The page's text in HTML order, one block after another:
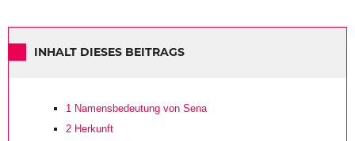
INHALT DIESES BEITRAGS
1 Namensbedeutung von Sena
2 Herkunft